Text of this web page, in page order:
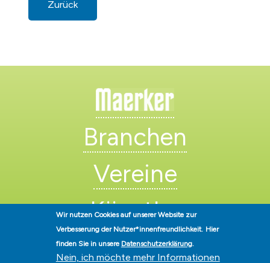
Zurück
Branchen
Vereine
Künstler
Wir nutzen Cookies auf unserer Website zur
Verbesserung der Nutzer*innenfreundlichkeit. Hier
finden Sie in unsere Datenschutzerklärung.
Nein, ich möchte mehr Informationen